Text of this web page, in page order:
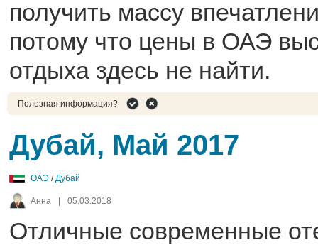
получить массу
потому что цены в ОАЭ
отдыха здесь не найти.
Полезная информация?
Дубай, Май 2017
ОАЭ /Дубай
Анна 05.03.2018
Отличные современные